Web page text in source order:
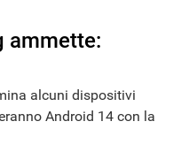
ammette:
alcuni dispositivi
Android 14 con la